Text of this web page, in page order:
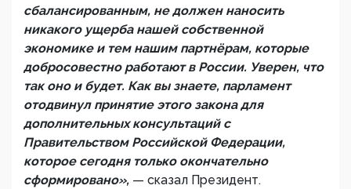
сбалансированным, не должен наносить
никакого ущерба нашей собственной
экономике и тем нашим партнёрам, которые
добросовестно работают в России. Уверен, что
так оно и будет. Как вы знаете, парламент
отодвинул принятие этого закона для
дополнительных консультаций с
Правительством Российской Федерации,
которое сегодня только окончательно
сформировано», — сказал Президент.